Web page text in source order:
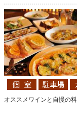
オススメワインと自慢の